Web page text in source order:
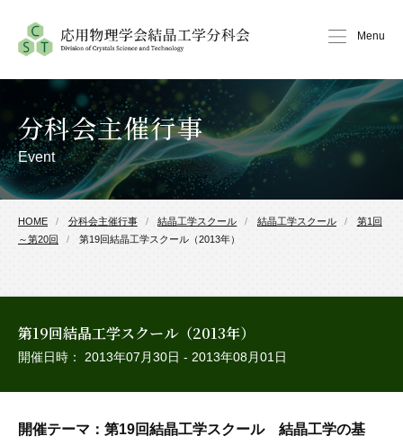
Menu
Event
分科会主催行事
HOME 分科会主催行事 結晶工学スクール 結晶工学スクール
第1回
～第20回
第19回結晶工学スクール（2013年）
第19回結晶工学スクール（2013年）
開催日時： 2013年07月30日 - 2013年08月01日
開催テーマ：第19回結晶工学スクール 結晶工学の基